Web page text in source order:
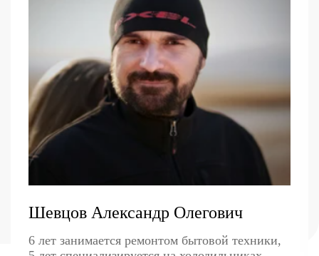
Шевцов Александр Олегович
6 лет занимается ремонтом бытовой техники,